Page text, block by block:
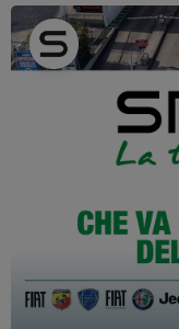
Auto Usate e Km Zero
Officina
Carrozzeria
Vendi la tua auto
Soluzioni Business
Dipendenti Stellantis